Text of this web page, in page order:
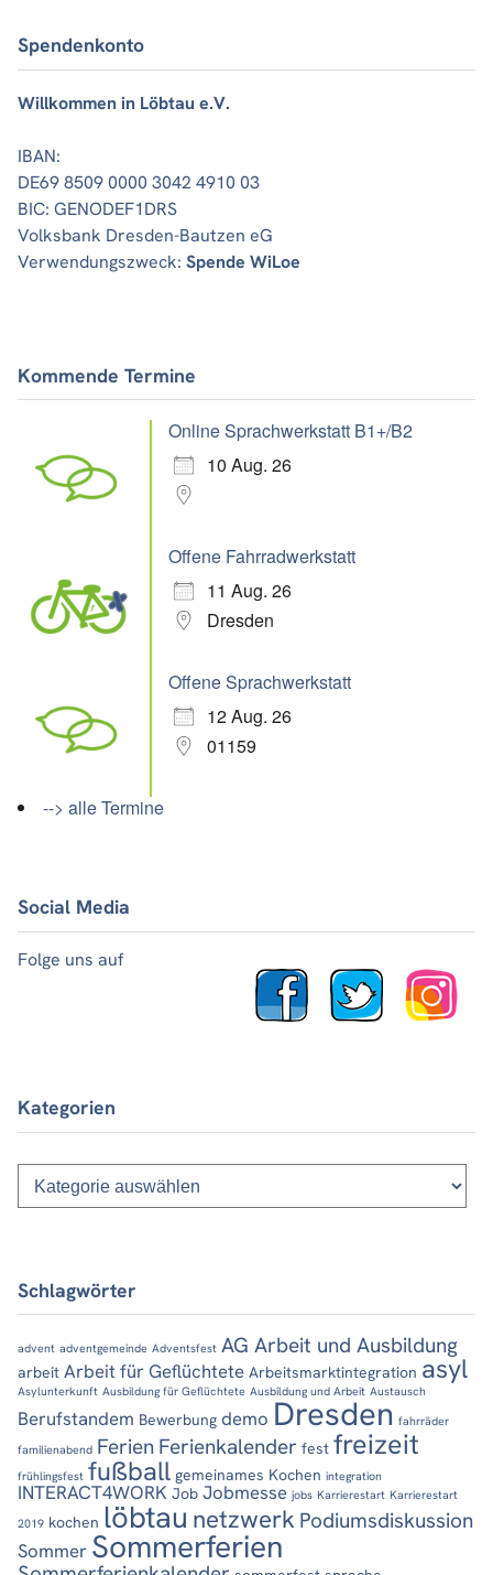
Spendenkonto
Willkommen in Löbtau e.V.
IBAN:
DE69 8509 0000 3042 4910 03
BIC: GENODEF1DRS
Volksbank Dresden-Bautzen eG
Verwendungszweck: Spende WiLoe
Kommende Termine
Online Sprachwerkstatt B1+/B2
10 Aug. 26
Offene Fahrradwerkstatt
11 Aug. 26
Dresden
Offene Sprachwerkstatt
12 Aug. 26
01159
--> alle Termine
Social Media
Folge uns auf
Kategorien
Kategorien
Schlagwörter
advent adventgemeinde Adventsfest AG Arbeit und Ausbildung
arbeit Arbeit für Geflüchtete Arbeitsmarktintegration asyl
Asylunterkunft Ausbildung für Geflüchtete Ausbildung und Arbeit Austausch
Berufstandem Bewerbung demo Dresden fahrräder
familienabend Ferien Ferienkalender fest freizeit
frühlingsfest fußball gemeinames Kochen integration
INTERACT4WORK Job Jobmesse jobs Karrierestart Karrierestart
2019 kochen löbtau netzwerk Podiumsdiskussion
Sommer Sommerferien